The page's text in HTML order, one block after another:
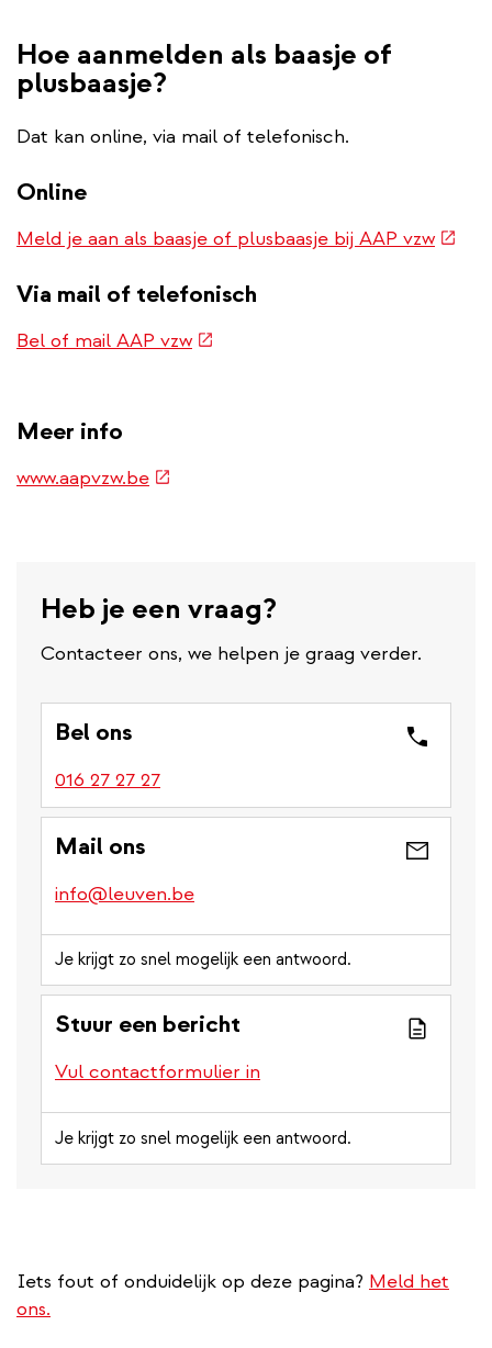
Hoe aanmelden als baasje of
plusbaasje?
Dat kan online, via mail of telefonisch.
Online
Meld je aan als baasje of plusbaasje bij AAP vzw
Via mail of telefonisch
Bel of mail AAP vzw(externe
Meer info
www.aapvzw.be(externe
Heb je een vraag?
Contacteer ons, we helpen je graag verder.
Bel ons
016 27 27 27
Mail ons
info@leuven.be
Je krijgt zo snel mogelijk een antwoord.
Stuur een bericht
Vul contactformulier in
Je krijgt zo snel mogelijk een antwoord.
Iets fout of onduidelijk op deze pagina? Meld het
ons.